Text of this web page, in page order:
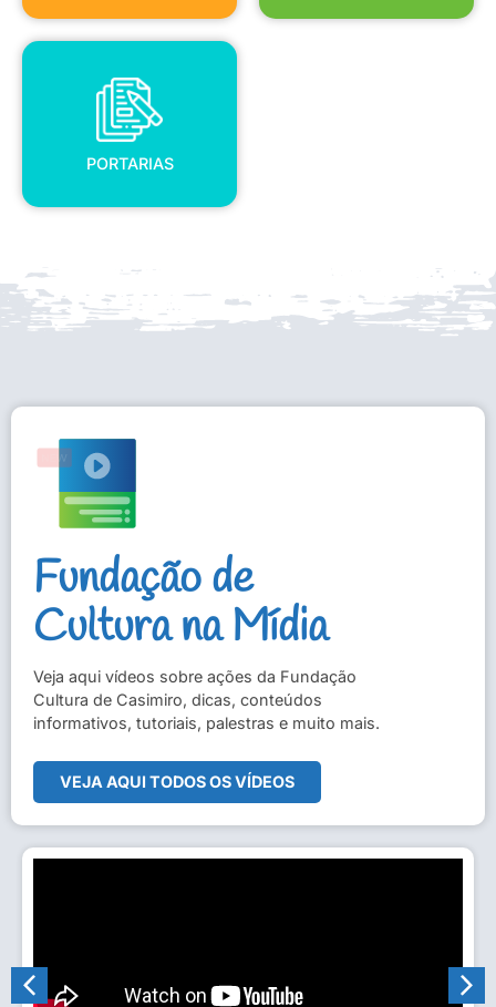
PORTARIAS
PORTARIAS
Fundação de
Cultura na Mídia
Veja aqui vídeos sobre ações da Fundação
Cultura de Casimiro, dicas, conteúdos
informativos, tutoriais, palestras e muito mais.
VEJA AQUI TODOS OS VÍDEOS